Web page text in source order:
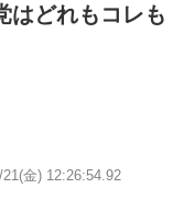
はどれもコレも
21(金) 12:26:54.92